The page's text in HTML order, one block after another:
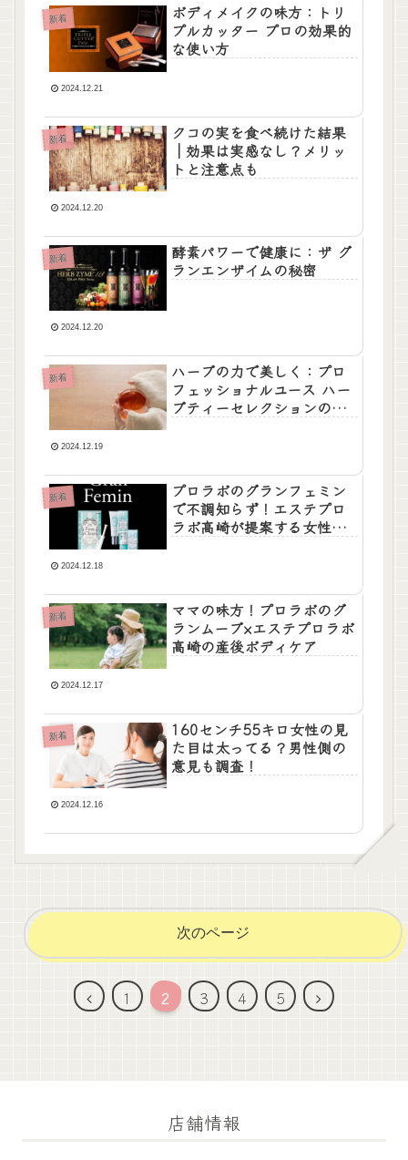
新着
ボディメイクの味方：トリ
プルカッター プロの効果的
な使い方
2024.12.21
新着
クコの実を食べ続けた結果
｜効果は実感なし？メリッ
トと注意点も
2024.12.20
新着
酵素パワーで健康に：ザ グ
ランエンザイムの秘密
2024.12.20
新着
ハーブの力で美しく：プロ
フェッショナルユース ハー
ブティーセレクションの魅
2024.12.19
新着
プロラボのグランフェミン
で不調知らず！エステプロ
ラボ高崎が提案する女性の
2024.12.18
新着
ママの味方！プロラボのグ
ランムーブ×エステプロラボ
高崎の産後ボディケア
2024.12.17
新着
160センチ55キロ女性の見
た目は太ってる？男性側の
意見も調査！
2024.12.16
次のページ
前
1 2 3 4 5
次
店舗情報